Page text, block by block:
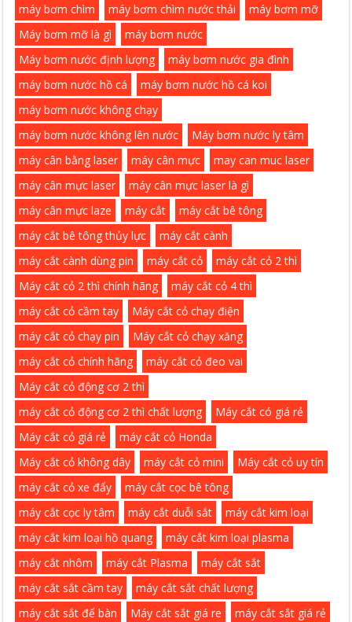
máy bơm chìm
máy bơm chìm nước thải
máy bơm mỡ
Máy bơm mỡ là gì
máy bơm nước
Máy bơm nước định lượng
máy bơm nước gia đình
máy bơm nước hồ cá
máy bơm nước hồ cá koi
máy bơm nước không chạy
máy bơm nước không lên nước
Máy bơm nước ly tâm
máy cân bằng laser
máy cân mực
may can muc laser
máy cân mực laser
máy cân mực laser là gì
máy cân mực laze
máy cắt
máy cắt bê tông
máy cắt bê tông thủy lực
máy cắt cành
máy cắt cành dùng pin
máy cắt cỏ
máy cắt cỏ 2 thì
Máy cắt cỏ 2 thì chính hãng
máy cắt cỏ 4 thì
máy cắt cỏ cầm tay
Máy cắt cỏ chạy điện
máy cắt cỏ chạy pin
Máy cắt cỏ chạy xăng
máy cắt cỏ chính hãng
máy cắt cỏ đeo vai
Máy cắt cỏ động cơ 2 thì
máy cắt cỏ động cơ 2 thì chất lượng
Máy cắt có giá rẻ
Máy cắt cỏ giá rẻ
máy cắt cỏ Honda
Máy cắt cỏ không dây
máy cắt cỏ mini
Máy cắt cỏ uy tín
máy cắt cỏ xe đẩy
máy cắt cọc bê tông
máy cắt cọc ly tâm
máy cắt duỗi sắt
máy cắt kim loại
máy cắt kim loại hồ quang
máy cắt kim loại plasma
máy cắt nhôm
máy cắt Plasma
máy cắt sắt
máy cắt sắt cầm tay
máy cắt sắt chất lượng
máy cắt sắt để bàn
Máy cắt sắt giá re
máy cắt sắt giá rẻ